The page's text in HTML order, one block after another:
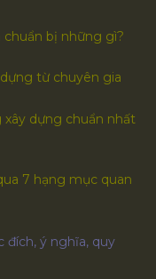
chuẩn bị những gì?
từ chuyên gia
dựng chuẩn nhất
7 hạng mục quan
đích, ý nghĩa, quy